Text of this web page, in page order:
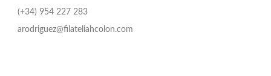
(+34) 954 227 283
arodriguez@filateliahcolon.com